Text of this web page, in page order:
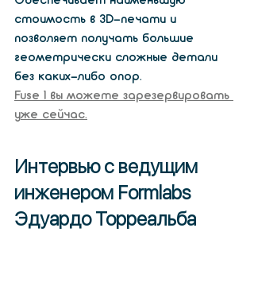
стоимость в 3D-печати и
позволяет получать большие
геометрически сложные детали
без каких-либо опор.
Fuse 1 вы можете зарезервировать
уже сейчас.
Интервью с ведущим
инженером Formlabs
Эдуардо Торреальба